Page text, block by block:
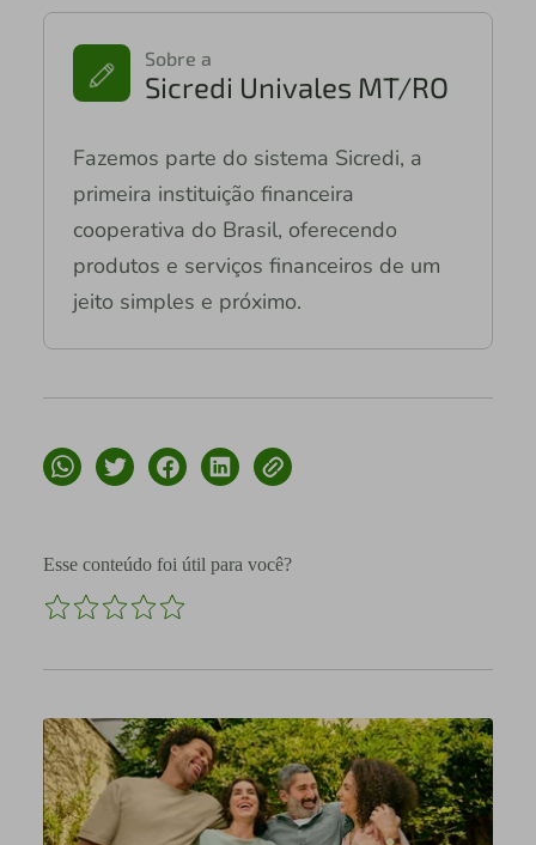
Sobre a
Sicredi Univales MT/RO
Fazemos parte do sistema Sicredi, a
primeira instituição financeira
cooperativa do Brasil, oferecendo
produtos e serviços financeiros de um
jeito simples e próximo.
Esse conteúdo foi útil para você?